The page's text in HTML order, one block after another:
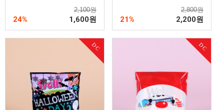
2,100원
24% 1,600원
2,800원
21% 2,200원
DC DC